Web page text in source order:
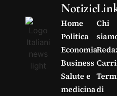
Notizie
Home
Politica
Economia
Business
Salute e
medicina
Chi
di